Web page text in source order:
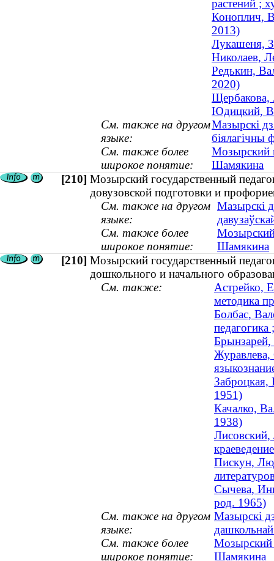
растений ;
Коноплич,
2013)
Лукашеня,
Николаев,
Редькин,
2020)
Щербакова,
Юдицкий,
См. также на другом
языке:
Мазырскі
біялагічны
См. также более
широкое понятие:
Мозырский
Шамякина
[210] Мозырский государственный
довузовской подготовки и
См. также на другом
языке:
Мазырскі
См. также более
широкое понятие:
Мозырский
Шамякина
[210] Мозырский государственный
дошкольного и начального
См. также:
Астрейко,
методика
Болбас,
Брынзарей,
Журавлева,
Заброцкая,
1951)
Качалко,
1938)
Лисовский,
Пискун,
Сычева,
род. 1965)
См. также на другом
языке:
Мазырскі
дашкольнай
См. также более
широкое понятие:
Мозырский
Шамякина